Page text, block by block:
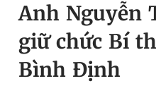
Chuyên mục
Chuyên mục khác
Đổi mật khẩu
Tin đã lưu
Tin đã xem
Anh Nguyễn
giữ chức Bí
Bình Định